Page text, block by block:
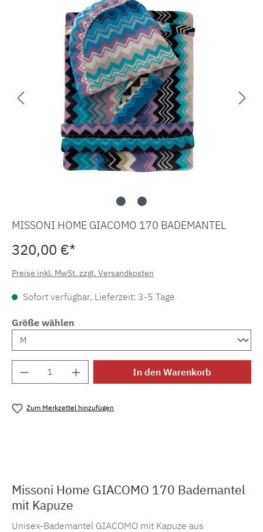
MISSONI HOME GIACOMO 170 BADEMANTEL
320,00 €*
Preise inkl. MwSt. zzgl. Versandkosten
Sofort verfügbar, Lieferzeit: 3-5 Tage
Größe wählen
Produkt Anzahl: Gib den gewünschten
In den Warenkorb
Zum Merkzettel hinzufügen
Missoni Home GIACOMO 170 Bademantel
mit Kapuze
Unisex-Bademantel GIACOMO mit Kapuze aus